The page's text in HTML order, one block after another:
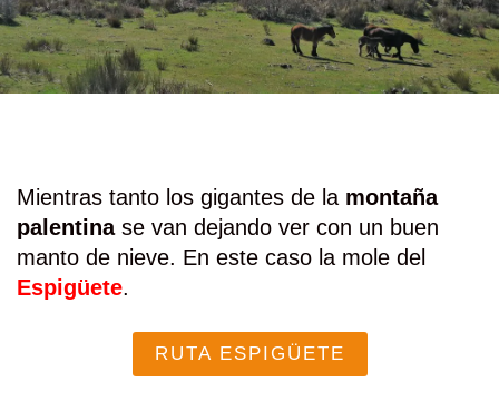
Mientras tanto los gigantes de la montaña
palentinase van dejando ver con un buen
manto de nieve. En este caso la mole del
Espigüete.
RUTA ESPIGÜETE